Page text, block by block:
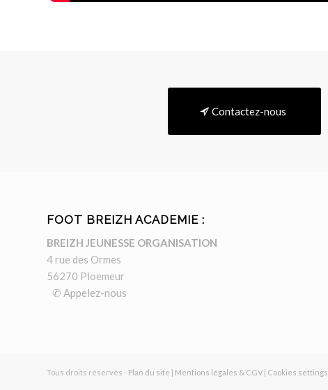
Contactez-nous
FOOT BREIZH ACADEMIE :
BREIZH JEUNESSE ORGANISATION
4 rue des Ormes
56270 Ploemeur
✆ Appelez-nous
Tous droits réservés - Plan du site | Mentions légales & CGV | Cookies settings